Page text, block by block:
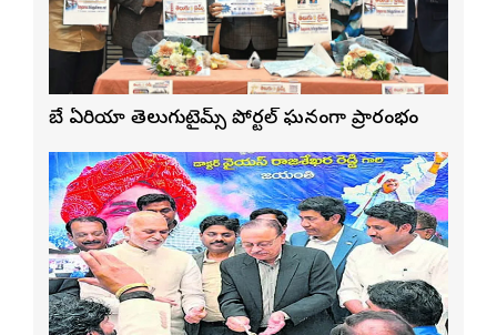
బే ఏరియా తెలుగుటైమ్స్ పోర్టల్ ఘనంగా ప్రారంభం